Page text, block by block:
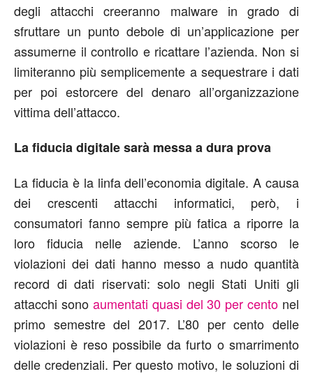
degli attacchi creeranno malware in grado di
sfruttare un punto debole di un’applicazione per
assumerne il controllo e ricattare l’azienda. Non si
limiteranno più semplicemente a sequestrare i dati
per poi estorcere del denaro all’organizzazione
vittima dell’attacco.
La fiducia digitale sarà messa a dura prova
La fiducia è la linfa dell’economia digitale. A causa
dei crescenti attacchi informatici, però, i
consumatori fanno sempre più fatica a riporre la
loro fiducia nelle aziende. L’anno scorso le
violazioni dei dati hanno messo a nudo quantità
record di dati riservati: solo negli Stati Uniti gli
attacchi sono aumentati quasi del 30 per cento nel
primo semestre del 2017. L’80 per cento delle
violazioni è reso possibile da furto o smarrimento
delle credenziali. Per questo motivo, le soluzioni di